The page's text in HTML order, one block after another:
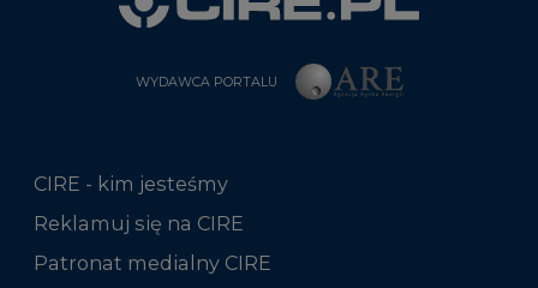
WYDAWCA PORTALU
CIRE - kim jesteśmy
Reklamuj się na CIRE
Patronat medialny CIRE